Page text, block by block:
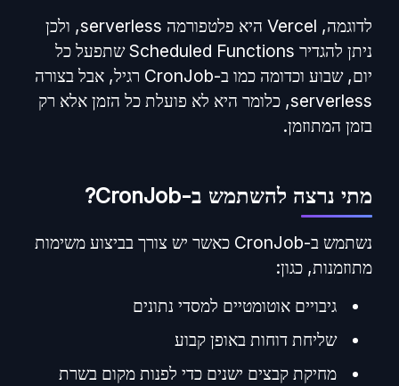
לדוגמה, Vercel היא פלטפורמה serverless, ולכן
ניתן להגדיר Scheduled Functions שתפעל כל
יום, שבוע וכדומה כמו ב-CronJob רגיל, אבל בצורה
serverless, כלומר היא לא פועלת כל הזמן אלא רק
בזמן המתוזמן​.
מתי נרצה להשתמש ב-CronJob?
נשתמש ב-CronJob כאשר יש צורך בביצוע משימות
מתוזמנות, כגון:
גיבויים אוטומטיים למסדי נתונים
שליחת דוחות באופן קבוע
מחיקת קבצים ישנים כדי לפנות מקום בשרת